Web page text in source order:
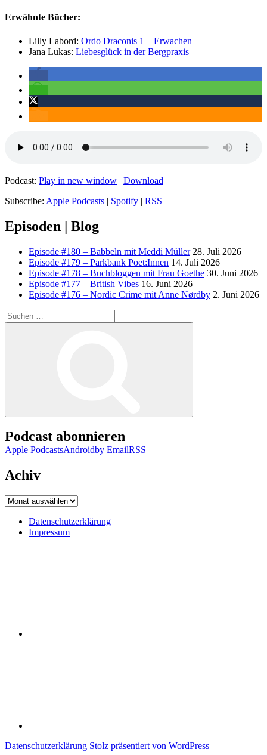
Erwähnte Bücher:
Lilly Labord: Ordo Draconis 1 – Erwachen
Jana Lukas: Liebesglück in der Bergpraxis
Podcast: Play in new window | Download
Subscribe: Apple Podcasts | Spotify | RSS
Episoden | Blog
Episode #180 – Babbeln mit Meddi Müller 28. Juli 2026
Episode #179 – Parkbank Poet:Innen 14. Juli 2026
Episode #178 – Buchbloggen mit Frau Goethe 30. Juni 2026
Episode #177 – British Vibes 16. Juni 2026
Episode #176 – Nordic Crime mit Anne Nørdby 2. Juni 2026
Suchen
nach:
Podcast abonnieren
Apple PodcastsAndroidby EmailRSS
Achiv
Achiv
Datenschutzerklärung
Impressum
Datenschutzerklärung Stolz präsentiert von WordPress